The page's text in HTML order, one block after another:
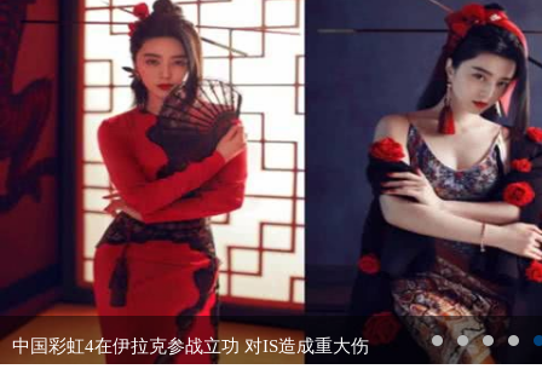
中国彩虹4在伊拉克参战立功 对IS造成重大伤
1 2 3